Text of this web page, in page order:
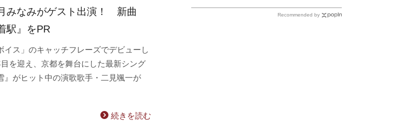
みなみがゲスト出演！ 新曲
駅』をPR
イス」のキャッチフレーズでデビューし
を迎え、京都を舞台にした最新シング
』がヒット中の演歌歌手・二見颯一が
続きを読む
Recommended by